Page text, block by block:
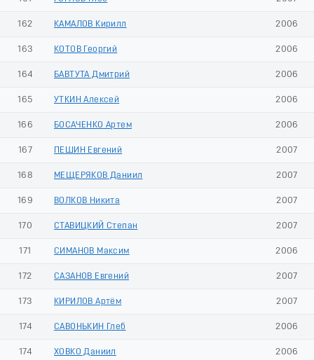
162 КАМАЛОВ Кирилл 2006
163 КОТОВ Георгий 2006
164 БАВТУТА Дмитрий 2006
165 УТКИН Алексей 2006
166 БОСАЧЕНКО Артем 2006
167 ПЕШИН Евгений 2007
168 МЕЩЕРЯКОВ Даниил 2007
169 ВОЛКОВ Никита 2007
170 СТАВИЦКИЙ Степан 2007
171 СИМАНОВ Максим 2006
172 САЗАНОВ Евгений 2007
173 КИРИЛОВ Артём 2007
174 САВОНЬКИН Глеб 2006
174 ХОВКО Даниил 2006